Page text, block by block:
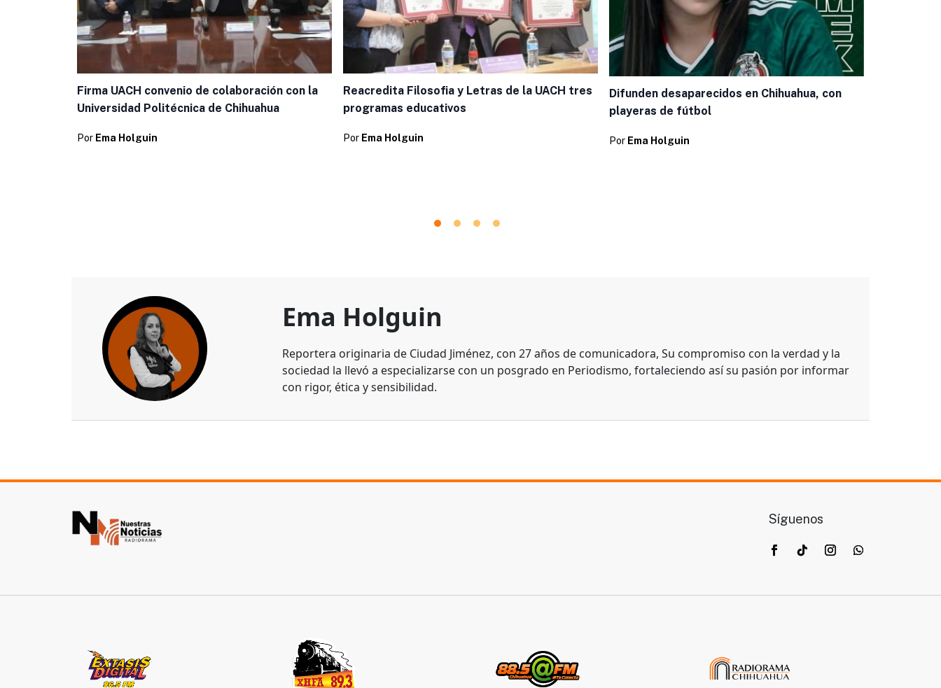
Firma UACH convenio de colaboración con la
Universidad Politécnica de Chihuahua
Por Ema Holguin
Reacredita Filosofia y Letras de la UACH tres
programas educativos
Por Ema Holguin
Difunden desaparecidos en Chihuahua, con
playeras de fútbol
Por Ema Holguin
Ema Holguin
Reportera originaria de Ciudad Jiménez, con 27 años de comunicadora, Su compromiso con la verdad y la
sociedad la llevó a especializarse con un posgrado en Periodismo, fortaleciendo así su pasión por informar
con rigor, ética y sensibilidad.
Síguenos